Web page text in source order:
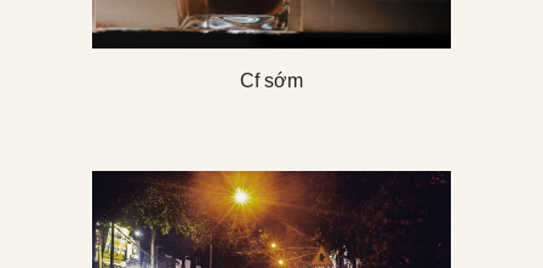
Cf sớm